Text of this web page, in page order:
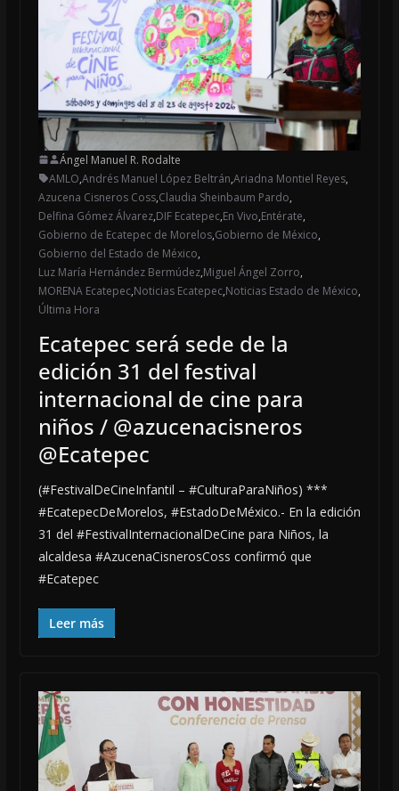
Ángel Manuel R. Rodalte
AMLO,Andrés Manuel López Beltrán,Ariadna Montiel Reyes,
Azucena Cisneros Coss,Claudia Sheinbaum Pardo,
Delfina Gómez Álvarez,DIF Ecatepec,En Vivo,Entérate,
Gobierno de Ecatepec de Morelos,Gobierno de México,
Gobierno del Estado de México,
Luz María Hernández Bermúdez,Miguel Ángel Zorro,
MORENA Ecatepec,Noticias Ecatepec,Noticias Estado de México,
Última Hora
Ecatepec será sede de la
edición 31 del festival
internacional de cine para
niños / @azucenacisneros
@Ecatepec
(#FestivalDeCineInfantil – #CulturaParaNiños) ***
#EcatepecDeMorelos, #EstadoDeMéxico.- En la edición
31 del #FestivalInternacionalDeCine para Niños, la
alcaldesa #AzucenaCisnerosCoss confirmó que
#Ecatepec
Leer más